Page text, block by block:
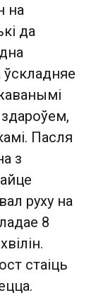
на
да
ўскладняе
Пасля
з
руху на
8
стаіць